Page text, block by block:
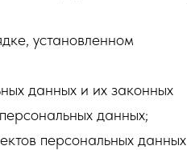
установленном
данных и их законных
данных;
персональных данных